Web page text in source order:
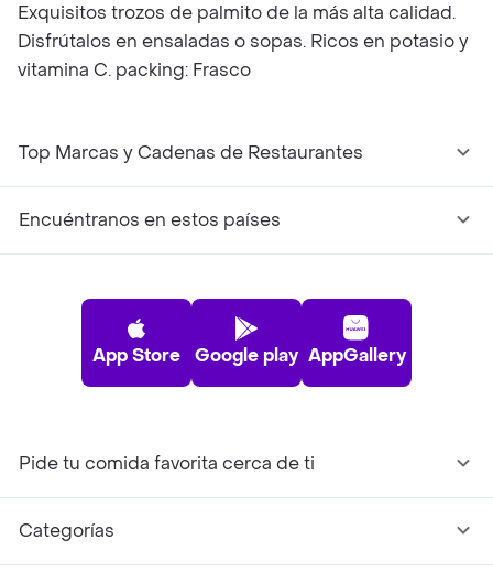
Exquisitos trozos de palmito de la más alta calidad.
Disfrútalos en ensaladas o sopas. Ricos en potasio y
vitamina C. packing: Frasco
Top Marcas y Cadenas de Restaurantes
Encuéntranos en estos países
App Store Google play AppGallery
Pide tu comida favorita cerca de ti
Categorías